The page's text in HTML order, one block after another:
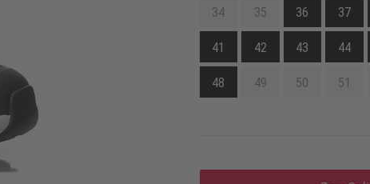
34 35 36 37
41 42 43 44
48 49 50 51